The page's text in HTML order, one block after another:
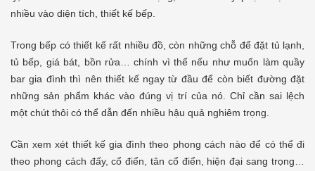
nhiều vào diện tích, thiết kế bếp.
Trong bếp có thiết kế rất nhiều đồ, còn những chỗ để đặt tủ lạnh,
tủ bếp, giá bát, bồn rửa… chính vì thế nếu như muốn làm quầy
bar gia đình thì nên thiết kế ngay từ đầu để còn biết đường đặt
những sản phẩm khác vào đúng vị trí của nó. Chỉ cần sai lệch
một chút thôi có thể dẫn đến nhiều hậu quả nghiêm trọng.
Cần xem xét thiết kế gia đình theo phong cách nào để có thể đi
theo phong cách đấy, cổ điển, tân cổ điển, hiện đại sang trọng…